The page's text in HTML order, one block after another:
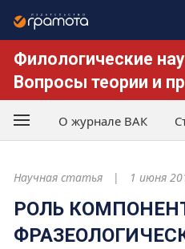
Филологические
Вопросы теории и
О журнале ВАК
Научная статья 1 июня
РОЛЬ